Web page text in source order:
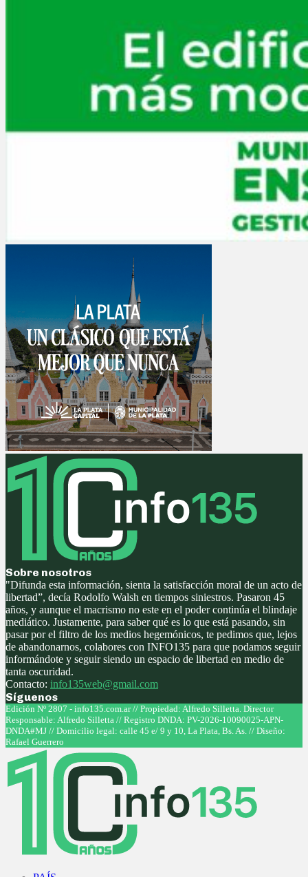
Sobre nosotros
"Difunda esta información, sienta la satisfacción moral de un acto de
libertad”, decía Rodolfo Walsh en tiempos siniestros. Pasaron 45
años, y aunque el macrismo no este en el poder continúa el blindaje
mediático. Justamente, para saber qué es lo que está pasando, sin
pasar por el filtro de los medios hegemónicos, te pedimos que, lejos
de abandonarnos, colabores con INFO135 para que podamos seguir
informándote y seguir siendo un espacio de libertad en medio de
tanta oscuridad.
Contacto: info135web@gmail.com
Síguenos
Facebook
Twitter
Instagram
Youtube
Edición Nº 2807 - info135.com.ar // Propiedad: Alfredo Silletta. Director
Responsable: Alfredo Silletta // Registro DNDA: PV-2026-10090025-APN-
DNDA#MJ // Domicilio legal: calle 45 e/ 9 y 10, La Plata, Bs. As. // Diseño:
Rafael Guerrero